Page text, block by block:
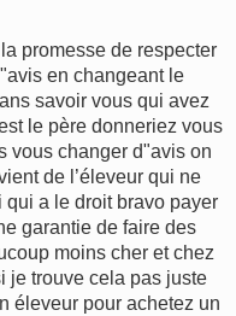
promesse de respecter
en changeant le
savoir vous qui avez
le père donneriez vous
vous changer d"avis on
de l’éleveur qui ne
qui a le droit bravo payer
garantie de faire des
moins cher et chez
je trouve cela pas juste
éleveur pour achetez un